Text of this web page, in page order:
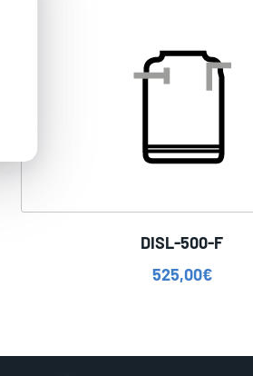
DISL-500-F
525,00€